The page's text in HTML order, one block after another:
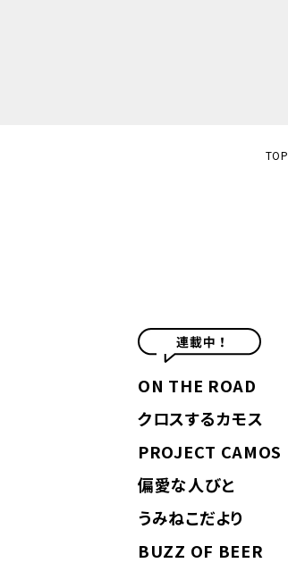
TOP
ON THE ROAD
クロスするカモス
PROJECT CAMOS
偏愛な人びと
うみねこだより
BUZZ OF BEER